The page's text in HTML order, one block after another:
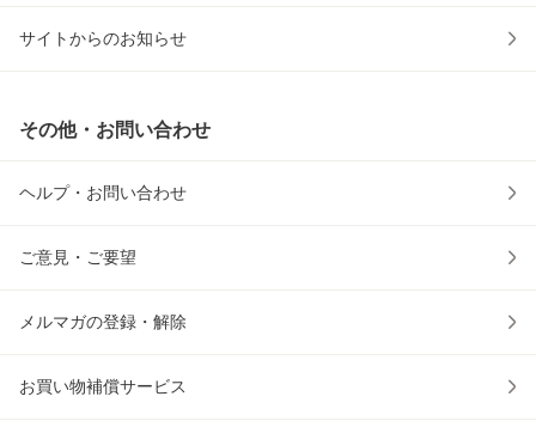
サイトからのお知らせ
その他・お問い合わせ
ヘルプ・お問い合わせ
ご意見・ご要望
メルマガの登録・解除
お買い物補償サービス